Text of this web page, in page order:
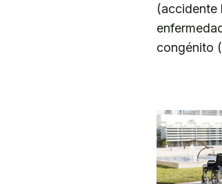
(accidente
congénito